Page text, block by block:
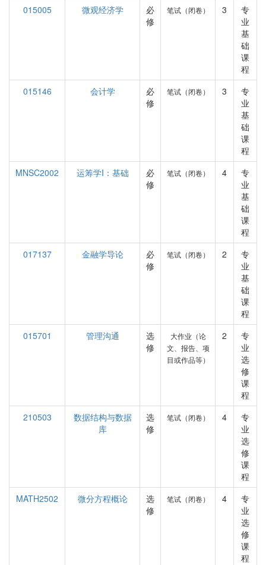
015005
微观经济学
必
修
笔试（闭卷） 3
专
业
基
础
课
程
015146
会计学
必
修
笔试（闭卷） 3
专
业
基
础
课
程
MNSC2002
运筹学I：基础
必
修
笔试（闭卷） 4
专
业
基
础
课
程
017137
金融学导论
必
修
笔试（闭卷） 2
专
业
基
础
课
程
015701
管理沟通
选
修
大作业（论
文、报告、项
目或作品等）
2
专
业
选
修
课
程
210503
数据结构与数据
库
选
修
笔试（闭卷） 4
专
业
选
修
课
程
MATH2502
微分方程概论
选
修
笔试（闭卷） 4
专
业
选
修
课
程